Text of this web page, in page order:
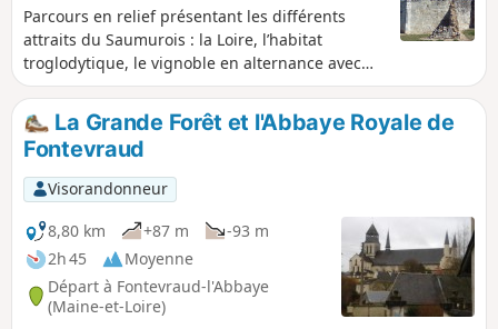
Parcours en relief présentant les différents
attraits du Saumurois : la Loire, l’habitat
troglodytique, le vignoble en alternance avec
des zones boisées et humides. Attention,
sentier impraticable en cas de crues de Loire
et/ou fortes précipitations.
La Grande Forêt et l'Abbaye Royale de
Fontevraud
Visorandonneur
8,80 km
+87 m
-93 m
2h 45
Moyenne
Départ à Fontevraud-l'Abbaye
(Maine-et-Loire)